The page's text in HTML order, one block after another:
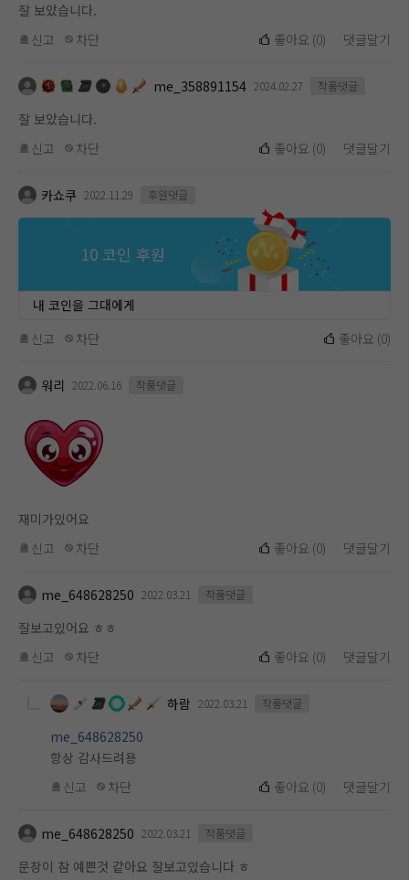
잘 보았습니다.
신고
차단 좋아요 (0) 댓글달기
me_358891154 2024.02.27 작품댓글
잘 보았습니다.
신고
차단 좋아요 (0) 댓글달기
카쇼쿠 2022.11.29 후원댓글
10 코인 후원
내 코인을 그대에게
신고
차단 좋아요 (0)
워리 2022.06.16 작품댓글
재미가있어요
신고
차단 좋아요 (0) 댓글달기
me_648628250 2022.03.21 작품댓글
잘보고있어요 ㅎㅎ
신고
차단 좋아요 (0) 댓글달기
하람 2022.03.21 작품댓글
me_648628250
항상 감사드려용
신고
차단 좋아요 (0) 댓글달기
me_648628250 2022.03.21 작품댓글
문장이 참 예쁜것 같아요 잘보고있습니다 ㅎ